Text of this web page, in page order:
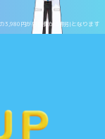
3,980円が月額費から割引となります